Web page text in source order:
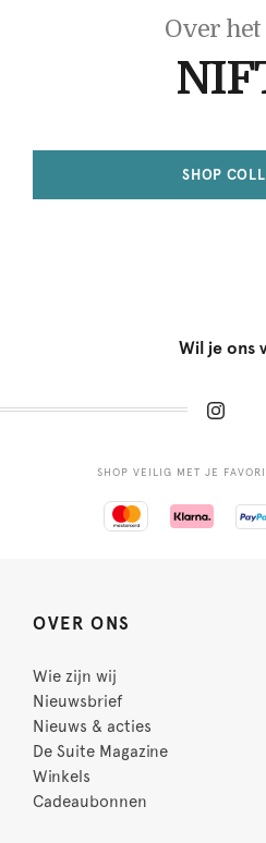
Over
SHOP
Wil je ons
SHOP VEILIG MET JE
OVER ONS
Wie zijn wij
Nieuwsbrief
Nieuws & acties
De Suite Magazine
Winkels
Cadeaubonnen